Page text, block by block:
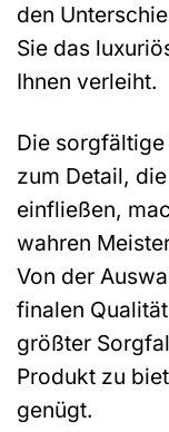
den
Sie das
Ihnen verleiht.
Die
zum Detail,
einfließen,
wahren
Von der
finalen
größter
Produkt zu
genügt.